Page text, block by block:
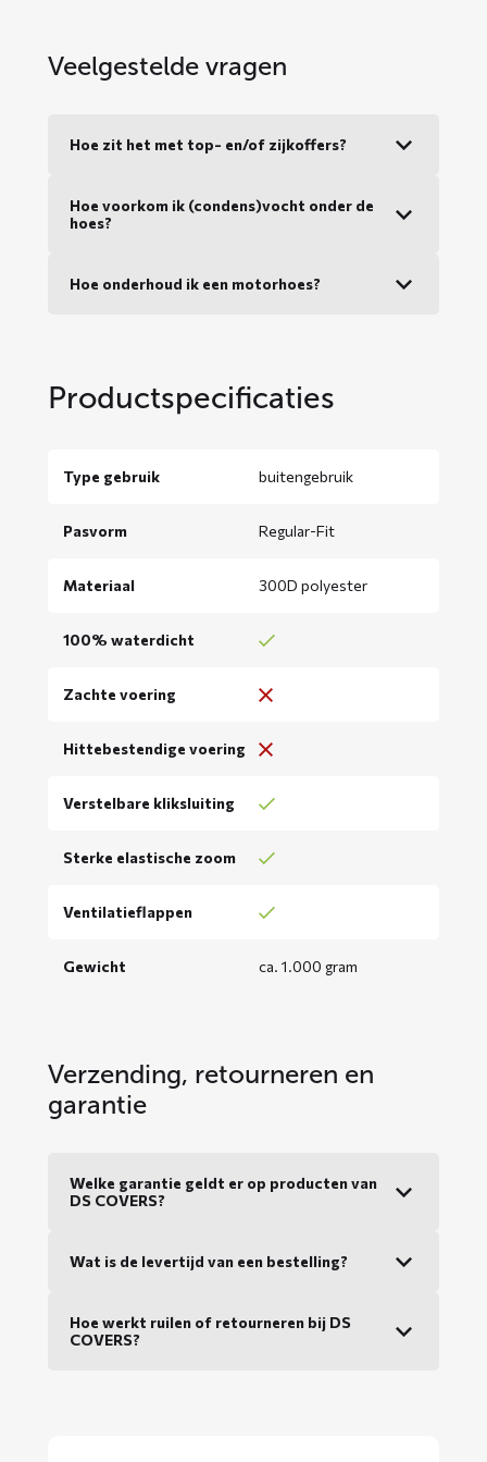
Veelgestelde vragen
Hoe zit het met top- en/of zijkoffers?
Hoe voorkom ik (condens)vocht onder de
hoes?
Hoe onderhoud ik een motorhoes?
Productspecificaties
Type gebruik buitengebruik
Pasvorm Regular-Fit
Materiaal 300D polyester
100% waterdicht
Zachte voering
Hittebestendige voering
Verstelbare kliksluiting
Sterke elastische zoom
Ventilatieflappen
Gewicht ca. 1.000 gram
Verzending, retourneren en
garantie
Welke garantie geldt er op producten van
DS COVERS?
Wat is de levertijd van een bestelling?
Hoe werkt ruilen of retourneren bij DS
COVERS?